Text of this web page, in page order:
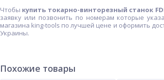
Чтобы купить токарно-винторезный станок
заявку или позвонить по номерам которые
магазина king-tools по лучшей цене и оформить
Украины.
Похожие товары